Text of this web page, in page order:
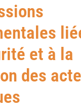
et à la
des